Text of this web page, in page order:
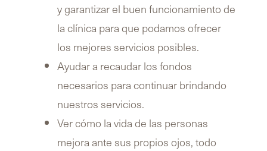
y garantizar el buen funcionamiento de
la clínica para que podamos ofrecer
los mejores servicios posibles.
Ayudar a recaudar los fondos
necesarios para continuar brindando
nuestros servicios.
Ver cómo la vida de las personas
mejora ante sus propios ojos, todo